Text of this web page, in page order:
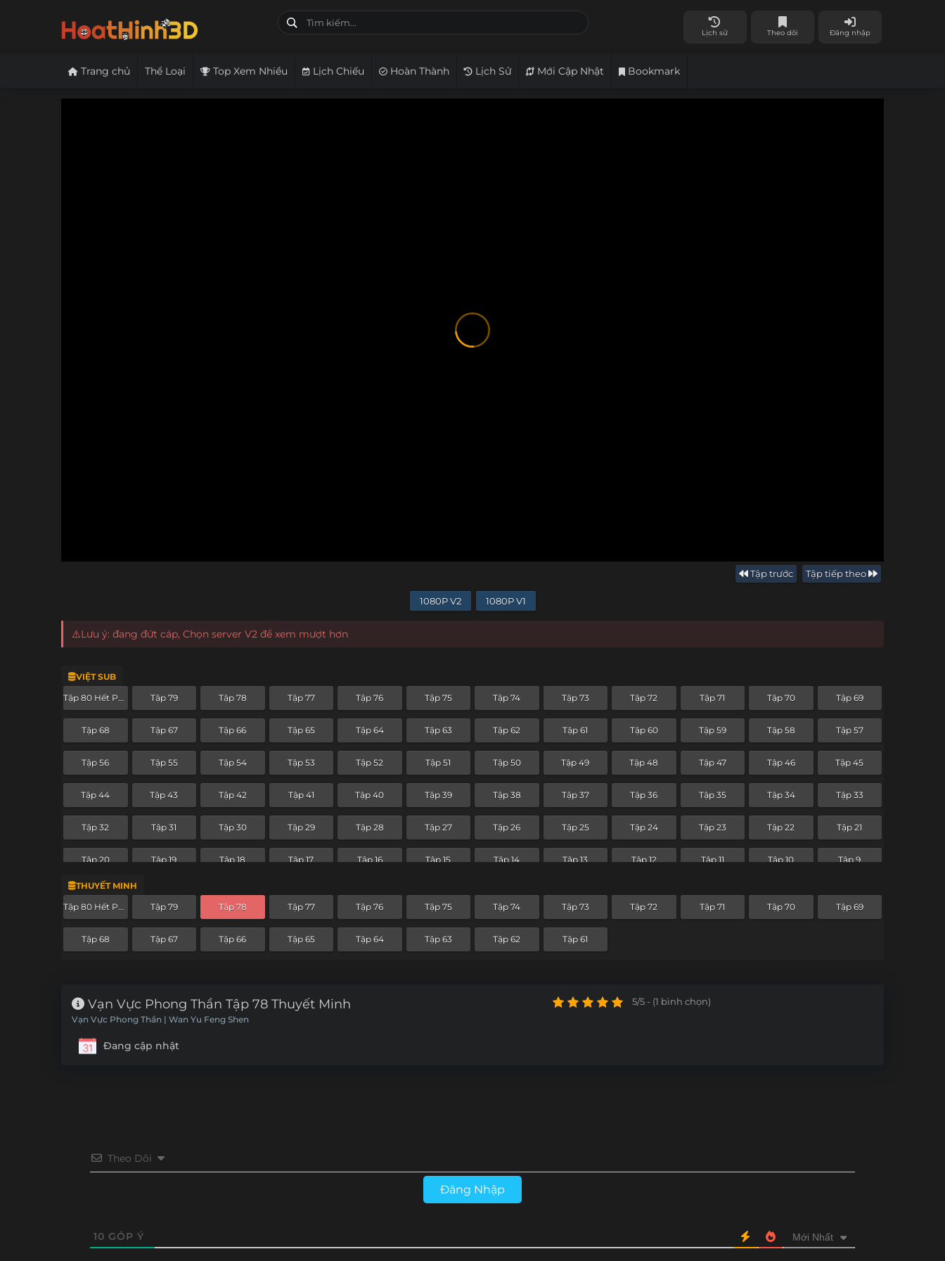
Lịch sử Theo dõi Đăng nhập
Trang chủ Thể Loại Top Xem Nhiều Lịch Chiếu Hoàn Thành Lịch Sử Mới Cập Nhật Bookmark
Tập trước Tập tiếp theo
1080P V2 1080P V1
⚠️Lưu ý: đang đứt cáp, Chọn server V2 để xem mượt hơn
VIỆT SUB
Tập 80 Hết Phần Tập 79 Tập 78 Tập 77 Tập 76 Tập 75 Tập 74 Tập 73 Tập 72 Tập 71 Tập 70 Tập 69
Tập 68 Tập 67 Tập 66 Tập 65 Tập 64 Tập 63 Tập 62 Tập 61 Tập 60 Tập 59 Tập 58 Tập 57
Tập 56 Tập 55 Tập 54 Tập 53 Tập 52 Tập 51 Tập 50 Tập 49 Tập 48 Tập 47 Tập 46 Tập 45
Tập 44 Tập 43 Tập 42 Tập 41 Tập 40 Tập 39 Tập 38 Tập 37 Tập 36 Tập 35 Tập 34 Tập 33
Tập 32 Tập 31 Tập 30 Tập 29 Tập 28 Tập 27 Tập 26 Tập 25 Tập 24 Tập 23 Tập 22 Tập 21
Tập 20 Tập 19 Tập 18 Tập 17 Tập 16 Tập 15 Tập 14 Tập 13 Tập 12 Tập 11 Tập 10 Tập 9
Tập 8
THUYẾT MINH
Tập 80 Hết Phần Tập 79 Tập 78 Tập 77 Tập 76 Tập 75 Tập 74 Tập 73 Tập 72 Tập 71 Tập 70 Tập 69
Tập 68 Tập 67 Tập 66 Tập 65 Tập 64 Tập 63 Tập 62 Tập 61
Vạn Vực Phong Thần Tập 78 Thuyết Minh
Vạn Vực Phong Thần | Wan Yu Feng Shen
Đang cập nhật
5/5 - (1 bình chọn)
Theo Dõi
Đăng Nhập
10 GÓP Ý Mới Nhất